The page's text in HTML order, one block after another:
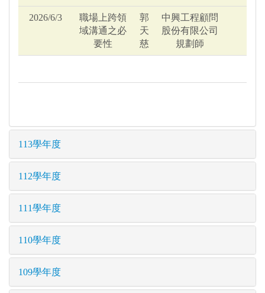
2026/6/3
職場上跨領
域溝通之必
要性
郭
天
慈
中興工程顧問
股份有限公司
規劃師
113學年度
112學年度
111學年度
110學年度
109學年度